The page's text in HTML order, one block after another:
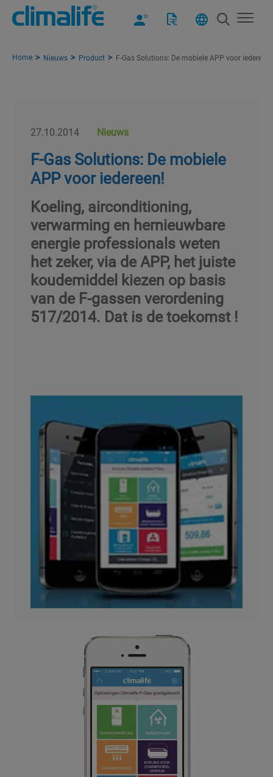
Home Nieuws Product F-Gas Solutions: De mobiele APP voor iedereen!
27.10.2014 Nieuws
F-Gas Solutions: De mobiele
APP voor iedereen!
Koeling, airconditioning,
verwarming en hernieuwbare
energie professionals weten
het zeker, via de APP, het juiste
koudemiddel kiezen op basis
van de F-gassen verordening
517/2014. Dat is de toekomst !